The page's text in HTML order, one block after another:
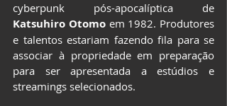
Katsuhiro Otomo em 1982. Produtores
e talentos estariam fazendo fila para se
associar à propriedade em preparação
para ser apresentada a estúdios e
streamings selecionados.